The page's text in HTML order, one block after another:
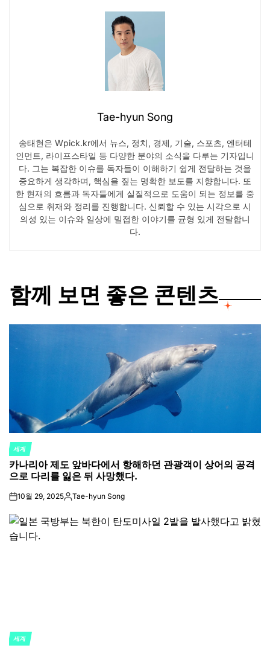
Tae-hyun Song
송태현은 Wpick.kr에서 뉴스, 정치, 경제, 기술, 스포츠, 엔터테
인먼트, 라이프스타일 등 다양한 분야의 소식을 다루는 기자입니
다. 그는 복잡한 이슈를 독자들이 이해하기 쉽게 전달하는 것을
중요하게 생각하며, 핵심을 짚는 명확한 보도를 지향합니다. 또
한 현재의 흐름과 독자들에게 실질적으로 도움이 되는 정보를 중
심으로 취재와 정리를 진행합니다. 신뢰할 수 있는 시각으로 시
의성 있는 이슈와 일상에 밀접한 이야기를 균형 있게 전달합니
다.
함께 보면 좋은 콘텐츠
POSTED
IN
세계
카나리아 제도 앞바다에서 항해하던 관광객이 상어의 공격
으로 다리를 잃은 뒤 사망했다.
on10월 29, 2025Posted
Tae-hyun Song
POSTED
세계